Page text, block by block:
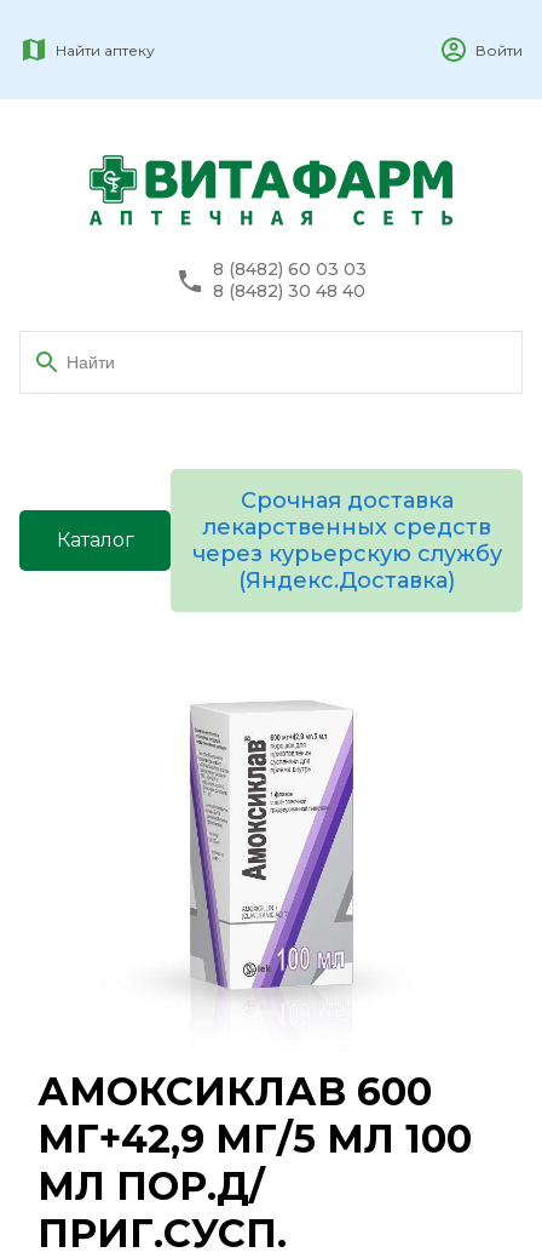
Найти аптеку Войти
8 (8482) 60 03 03
8 (8482) 30 48 40
Каталог
Срочная доставка
лекарственных средств
через курьерскую службу
(Яндекс.Доставка)
АМОКСИКЛАВ 600
МГ+42,9 МГ/5 МЛ 100
МЛ ПОР.Д/
ПРИГ.СУСП.